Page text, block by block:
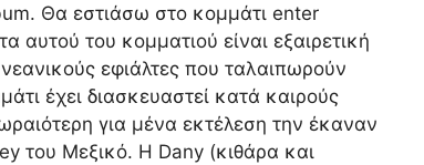
Θα εστιάσω στο κομμάτι enter
αυτού του κομματιού είναι εξαιρετική
εφιάλτες που ταλαιπωρούν
έχει διασκευαστεί κατά καιρούς
για μένα εκτέλεση την έκαναν
του Μεξικό. Η Dany (κιθάρα και